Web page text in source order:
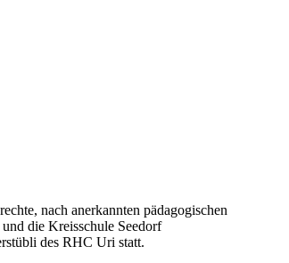
nach anerkannten pädagogischen
die Kreisschule Seedorf
des RHC Uri statt.